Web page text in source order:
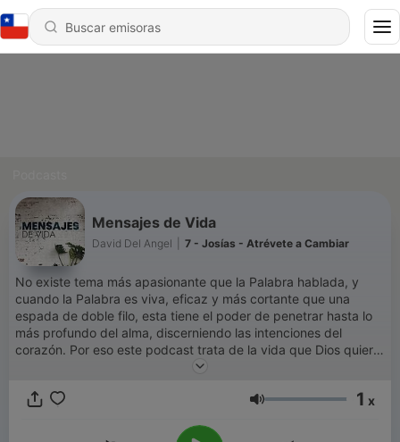
Mensajes de Vida
David Del Angel 7 - Josías - Atrévete a Cambiar
No existe tema más apasionante que la Palabra hablada, y
cuando la Palabra es viva, eficaz y más cortante que una
espada de doble filo, esta tiene el poder de penetrar hasta lo
más profundo del alma, discerniendo las intenciones del
corazón. Por eso este podcast trata de la vida que Dios quiere
que logremos cuando rendidos a su instrucción podemos
Volumen 1 x